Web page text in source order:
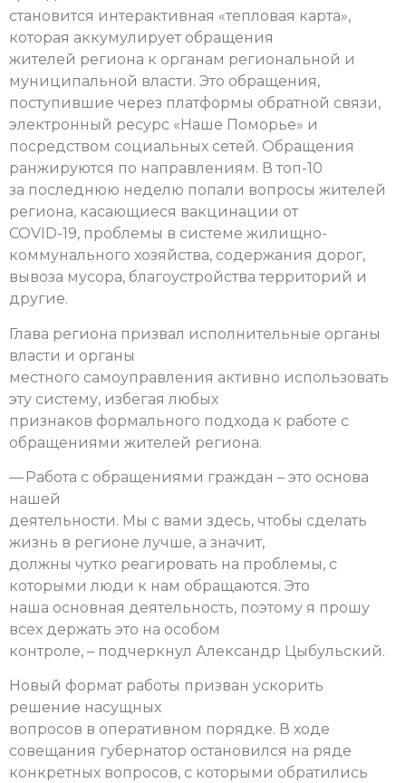
становится интерактивная «тепловая карта»,
которая аккумулирует обращения
жителей региона к органам региональной и
муниципальной власти. Это обращения,
поступившие через платформы обратной связи,
электронный ресурс «Наше Поморье» и
посредством социальных сетей. Обращения
ранжируются по направлениям. В топ-10
за последнюю неделю попали вопросы жителей
региона, касающиеся вакцинации от
COVID-19, проблемы в системе жилищно-
коммунального хозяйства, содержания дорог,
вывоза мусора, благоустройства территорий и
другие.
Глава региона призвал исполнительные органы
власти и органы
местного самоуправления активно использовать
эту систему, избегая любых
признаков формального подхода к работе с
обращениями жителей региона.
— Работа с обращениями граждан – это основа
нашей
деятельности. Мы с вами здесь, чтобы сделать
жизнь в регионе лучше, а значит,
должны чутко реагировать на проблемы, с
которыми люди к нам обращаются. Это
наша основная деятельность, поэтому я прошу
всех держать это на особом
контроле, – подчеркнул Александр Цыбульский.
Новый формат работы призван ускорить
решение насущных
вопросов в оперативном порядке. В ходе
совещания губернатор остановился на ряде
конкретных вопросов, с которыми обратились